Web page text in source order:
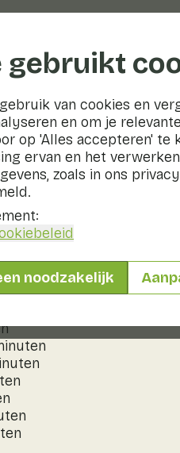
gebruikt
van cookies en
en om je
op 'Alles accepteren' te
ervan en het
zoals in ons
noodzakelijk
bewaren
de onderkant van het